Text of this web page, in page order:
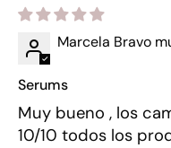
Marcela Bravo
Serums
Muy bueno , los
10/10 todos los